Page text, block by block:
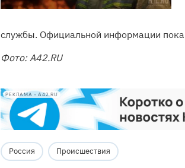
службы. Официальной информации пока
Фото: А42.RU
РЕКЛАМА • A42.RU
Россия Происшествия